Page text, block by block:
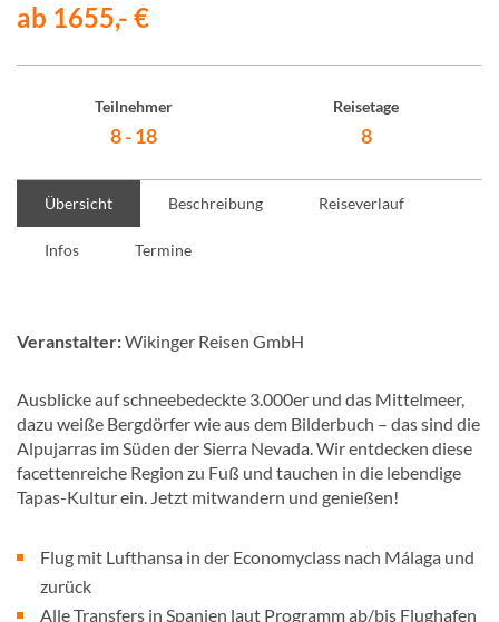
ab 1655,- €
Teilnehmer
8 - 18
Reisetage
8
Übersicht Beschreibung Reiseverlauf
Infos Termine
Veranstalter:Wikinger Reisen GmbH
Ausblicke auf schneebedeckte 3.000er und das Mittelmeer,
dazu weiße Bergdörfer wie aus dem Bilderbuch – das sind die
Alpujarras im Süden der Sierra Nevada. Wir entdecken diese
facettenreiche Region zu Fuß und tauchen in die lebendige
Tapas-Kultur ein. Jetzt mitwandern und genießen!
Flug mit Lufthansa in der Economyclass nach Málaga und
zurück
Alle Transfers in Spanien laut Programm ab/bis Flughafen